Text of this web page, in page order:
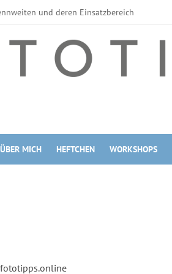
Blitzgeräte
ÜBER MICH HEFTCHEN WORKSHOPS